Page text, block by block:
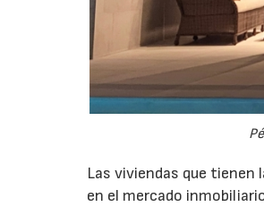
Las viviendas que
en el mercado